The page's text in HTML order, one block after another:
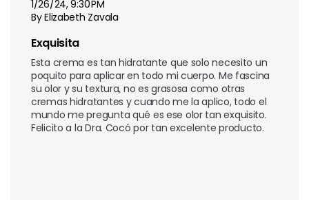
1/26/24, 9:30 PM
By Elizabeth Zavala
Exquisita
Esta crema es tan hidratante que solo necesito un
poquito para aplicar en todo mi cuerpo. Me fascina
su olor y su textura, no es grasosa como otras
cremas hidratantes y cuando me la aplico, todo el
mundo me pregunta qué es ese olor tan exquisito.
Felicito a la Dra. Cocó por tan excelente producto.